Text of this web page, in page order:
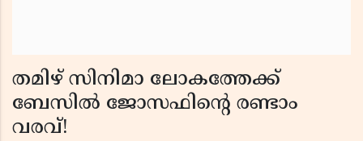
തമിഴ് സിനിമാ ലോകത്തേക്ക്
ബേസിൽ ജോസഫിന്റെ രണ്ടാം
വരവ്!